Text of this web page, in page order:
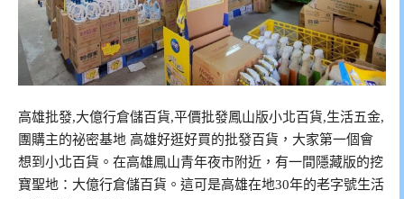
高雄批發,大億行倉儲百貨,平價批發鳳山版小北百貨,生活五金,
團購主的祕密基地 高雄好逛好買的批發百貨，大家第一個會
想到小北百貨。在高雄鳳山青年夜市附近，有一間隱藏版的挖
寶聖地：大億行倉儲百貨。這可是高雄在地30年的老字號生活